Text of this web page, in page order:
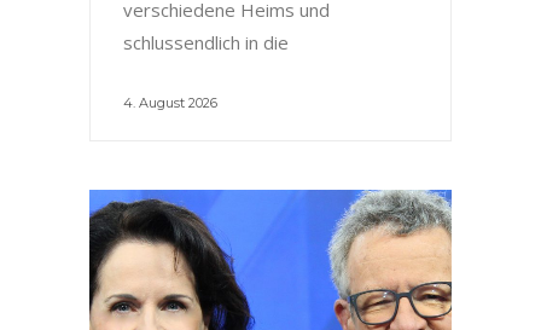
verschiedene Heims und
schlussendlich in die
4. August 2026